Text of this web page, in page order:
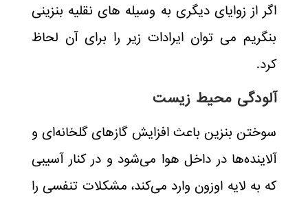
اگر از زوایای دیگری به وسیله های نقلیه بنزینی
بنگریم می توان ایرادات زیر را برای آن لحاظ
کرد.
آلودگی محیط زیست
سوختن بنزین باعث افزایش گازهای گلخانه‌ای و
آلاینده‌ها در داخل هوا می‌شود و در کنار آسیبی
که به لایه اوزون وارد می‌کند، مشکلات تنفسی را